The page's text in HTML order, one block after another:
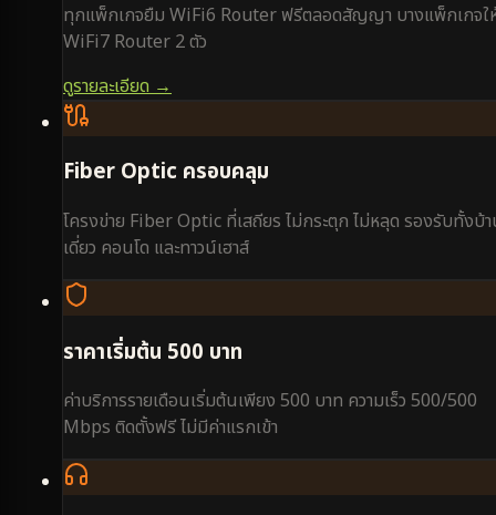
ทุกแพ็กเกจยืม WiFi6 Router ฟรีตลอดสัญญา บางแพ็กเกจใ
WiFi7 Router 2 ตัว
ดูรายละเอียด →
Fiber Optic ครอบคลุม
โครงข่าย Fiber Optic ที่เสถียร ไม่กระตุก ไม่หลุด รองรับทั้งบ้
เดี่ยว คอนโด และทาวน์เฮาส์
ราคาเริ่มต้น 500 บาท
ค่าบริการรายเดือนเริ่มต้นเพียง 500 บาท ความเร็ว 500/500
Mbps ติดตั้งฟรี ไม่มีค่าแรกเข้า